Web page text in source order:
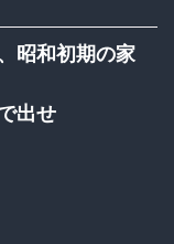
昭和初期の家
出せ